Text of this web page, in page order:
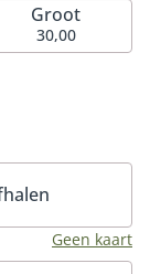
Groot
30,00
Geen kaart